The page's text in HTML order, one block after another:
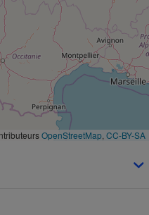
OpenStreetMap CC-BY-SA
Complément
alimentaire
Assurance emprunteur
Banque
Petit électroménager -
Matelas
Mutuelle